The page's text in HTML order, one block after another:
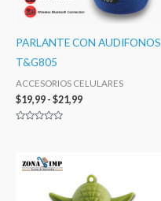
PARLANTE CON AUDIFONOS
T&G805
ACCESORIOS CELULARES
$19,99 - $21,99
precios:
desde